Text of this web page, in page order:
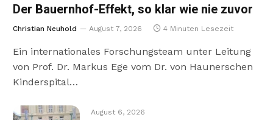
Der Bauernhof-Effekt, so klar wie nie zuvor
Christian Neuhold August 7, 2026 4 Minuten Lesezeit
Ein internationales Forschungsteam unter Leitung
von Prof. Dr. Markus Ege vom Dr. von Haunerschen
Kinderspital…
August 6, 2026